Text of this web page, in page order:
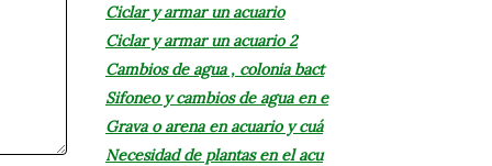
Ciclar y armar un acuario
Ciclar y armar un acuario 2
Cambios de agua , colonia bact
Sifoneo y cambios de agua en e
Grava o arena en acuario y cuá
Necesidad de plantas en el acu